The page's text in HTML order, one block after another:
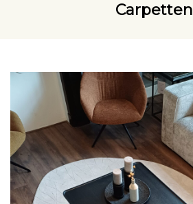
Carpetten